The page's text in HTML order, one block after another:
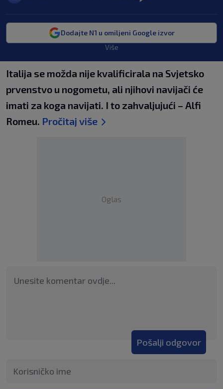
Dodajte N1 u omiljeni Google izvor
Više
Italija se možda nije kvalificirala na Svjetsko
prvenstvo u nogometu, ali njihovi navijači će
imati za koga navijati. I to zahvaljujući – Alfi
Romeu. Pročitaj više
Oglas
Pošalji odgovor